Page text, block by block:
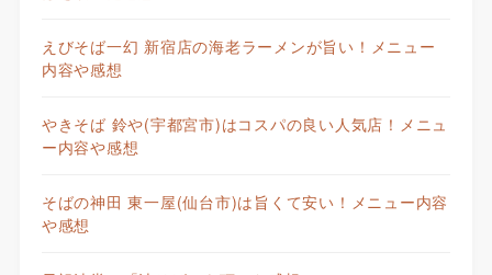
えびそば一幻 新宿店の海老ラーメンが旨い！メニュー
内容や感想
やきそば 鈴や(宇都宮市)はコスパの良い人気店！メニュ
ー内容や感想
そばの神田 東一屋(仙台市)は旨くて安い！メニュー内容
や感想